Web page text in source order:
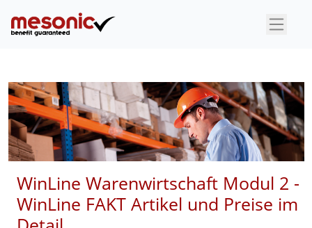
×
WinLine Warenwirtschaft Modul 2 -
WinLine FAKT Artikel und Preise im